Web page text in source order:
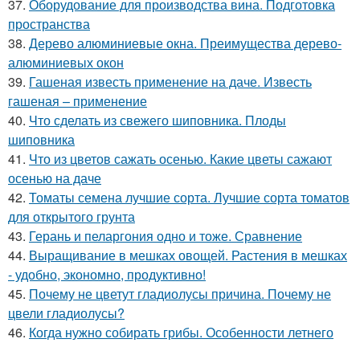
37. Оборудование для производства вина. Подготовка
пространства
38. Дерево алюминиевые окна. Преимущества дерево-
алюминиевых окон
39. Гашеная известь применение на даче. Известь
гашеная – применение
40. Что сделать из свежего шиповника. Плоды
шиповника
41. Что из цветов сажать осенью. Какие цветы сажают
осенью на даче
42. Томаты семена лучшие сорта. Лучшие сорта томатов
для открытого грунта
43. Герань и пеларгония одно и тоже. Сравнение
44. Выращивание в мешках овощей. Растения в мешках
- удобно, экономно, продуктивно!
45. Почему не цветут гладиолусы причина. Почему не
цвели гладиолусы?
46. Когда нужно собирать грибы. Особенности летнего